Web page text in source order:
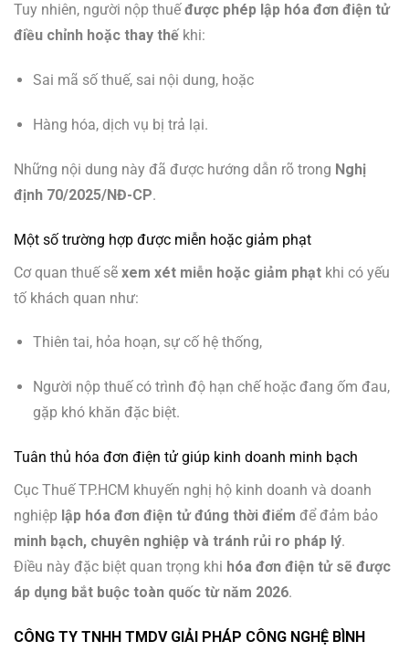
Tuy nhiên, người nộp thuếđược phép lập hóa đơn điện tử
điều chỉnh hoặc thay thế khi:
Sai mã số thuế, sai nội dung, hoặc
Hàng hóa, dịch vụ bị trả lại.
Những nội dung này đã được hướng dẫn rõ trong Nghị
định 70/2025/NĐ-CP.
Một số trường hợp được miễn hoặc giảm phạt
Cơ quan thuế sẽ xem xét miễn hoặc giảm phạt khi có yếu
tố khách quan như:
Thiên tai, hỏa hoạn, sự cố hệ thống,
Người nộp thuế có trình độ hạn chế hoặc đang ốm đau,
gặp khó khăn đặc biệt.
Tuân thủ hóa đơn điện tử giúp kinh doanh minh bạch
Cục Thuế TP.HCM khuyến nghị hộ kinh doanh và doanh
nghiệp lập hóa đơn điện tử đúng thời điểm để đảm bảo
minh bạch, chuyên nghiệp và tránh rủi ro pháp lý.
Điều này đặc biệt quan trọng khi hóa đơn điện tử sẽ được
áp dụng bắt buộc toàn quốc từ năm 2026.
CÔNG TY TNHH TMDV GIẢI PHÁP CÔNG NGHỆ BÌNH